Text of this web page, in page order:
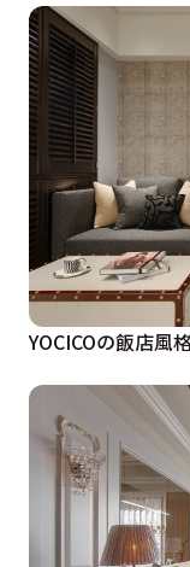
YOCICOの飯店風